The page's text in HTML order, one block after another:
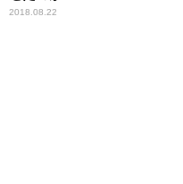
2018.08.22